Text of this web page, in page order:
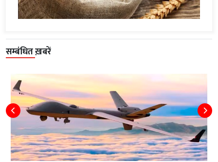
सम्बंधित ख़बरें